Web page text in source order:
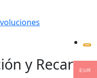
y Recarga
EUR